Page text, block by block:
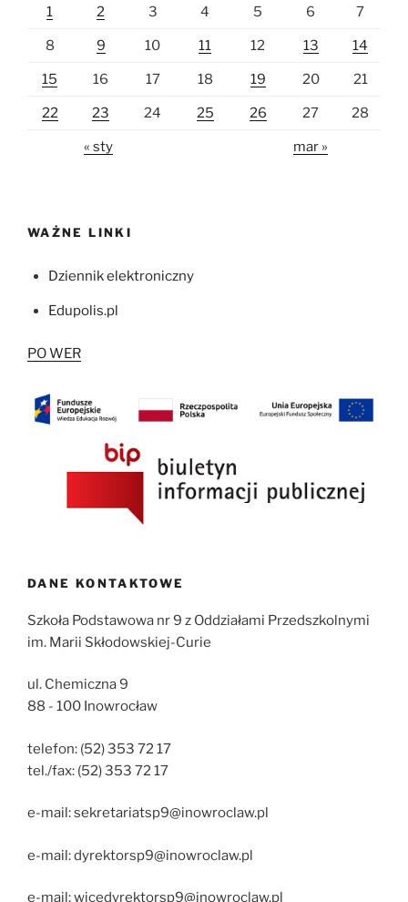
1 2 3 4 5 6 7
8 9 10 11 12 13 14
15 16 17 18 19 20 21
22 23 24 25 26 27 28
« sty mar »
WAŻNE LINKI
Dziennik elektroniczny
Edupolis.pl
PO WER
DANE KONTAKTOWE
Szkoła Podstawowa nr 9 z Oddziałami Przedszkolnymi
im. Marii Skłodowskiej-Curie
ul. Chemiczna 9
88 - 100 Inowrocław
telefon: (52) 353 72 17
tel./fax: (52) 353 72 17
e-mail: sekretariatsp9@inowroclaw.pl
e-mail: dyrektorsp9@inowroclaw.pl
e-mail: wicedyrektorsp9@inowroclaw.pl